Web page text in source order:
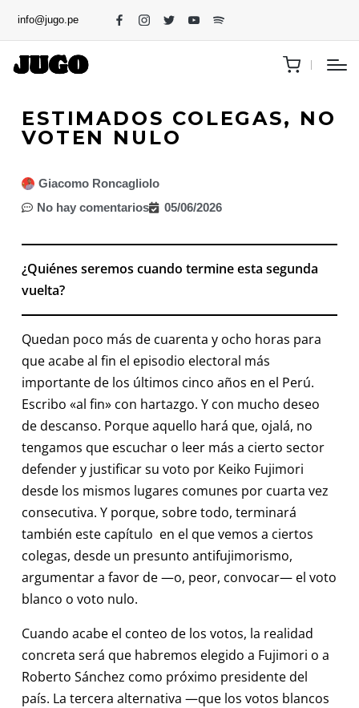
info@jugo.pe
ESTIMADOS COLEGAS, NO
VOTEN NULO
Giacomo Roncagliolo
No hay comentarios
05/06/2026
¿Quiénes seremos cuando termine esta segunda
vuelta?
Quedan poco más de cuarenta y ocho horas para
que acabe al fin el episodio electoral más
importante de los últimos cinco años en el Perú.
Escribo «al fin» con hartazgo. Y con mucho deseo
de descanso. Porque aquello hará que, ojalá, no
tengamos que escuchar o leer más a cierto sector
defender y justificar su voto por Keiko Fujimori
desde los mismos lugares comunes por cuarta vez
consecutiva. Y porque, sobre todo, terminará
también este capítulo en el que vemos a ciertos
colegas, desde un presunto antifujimorismo,
argumentar a favor de —o, peor, convocar— el voto
blanco o voto nulo.
Cuando acabe el conteo de los votos, la realidad
concreta será que habremos elegido a Fujimori o a
Roberto Sánchez como próximo presidente del
país. La tercera alternativa —que los votos blancos